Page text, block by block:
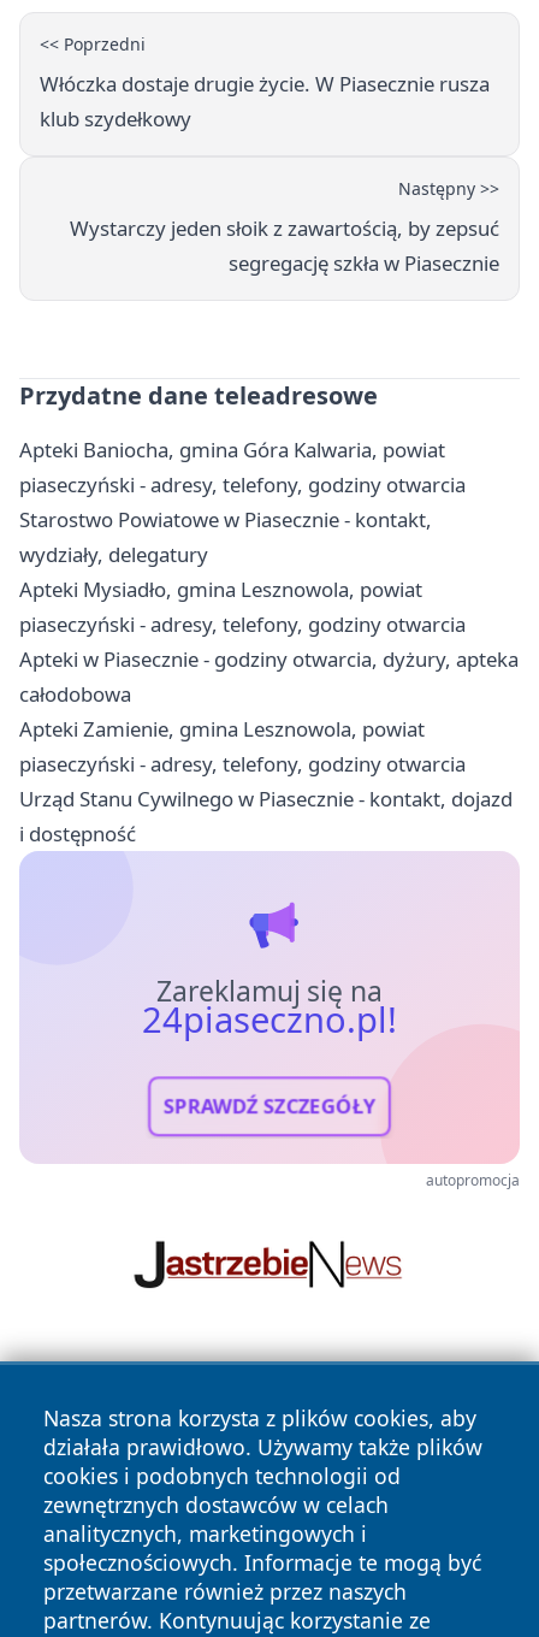
<< Poprzedni
Włóczka dostaje drugie życie. W Piasecznie rusza
klub szydełkowy
Następny >>
Wystarczy jeden słoik z zawartością, by zepsuć
segregację szkła w Piasecznie
Przydatne dane teleadresowe
Apteki Baniocha, gmina Góra Kalwaria, powiat
piaseczyński - adresy, telefony, godziny otwarcia
Starostwo Powiatowe w Piasecznie - kontakt,
wydziały, delegatury
Apteki Mysiadło, gmina Lesznowola, powiat
piaseczyński - adresy, telefony, godziny otwarcia
Apteki w Piasecznie - godziny otwarcia, dyżury, apteka
całodobowa
Apteki Zamienie, gmina Lesznowola, powiat
piaseczyński - adresy, telefony, godziny otwarcia
Urząd Stanu Cywilnego w Piasecznie - kontakt, dojazd
i dostępność
Zareklamuj się na
24piaseczno.pl!
SPRAWDŹ SZCZEGÓŁY
autopromocja
Nasza strona korzysta z plików cookies, aby
działała prawidłowo. Używamy także plików
cookies i podobnych technologii od
zewnętrznych dostawców w celach
analitycznych, marketingowych i
społecznościowych. Informacje te mogą być
przetwarzane również przez naszych
partnerów. Kontynuując korzystanie ze
Copyright © 2026 24piaseczno.pl Wszystkie prawa
zastrzeżone.
Polityka Polityka